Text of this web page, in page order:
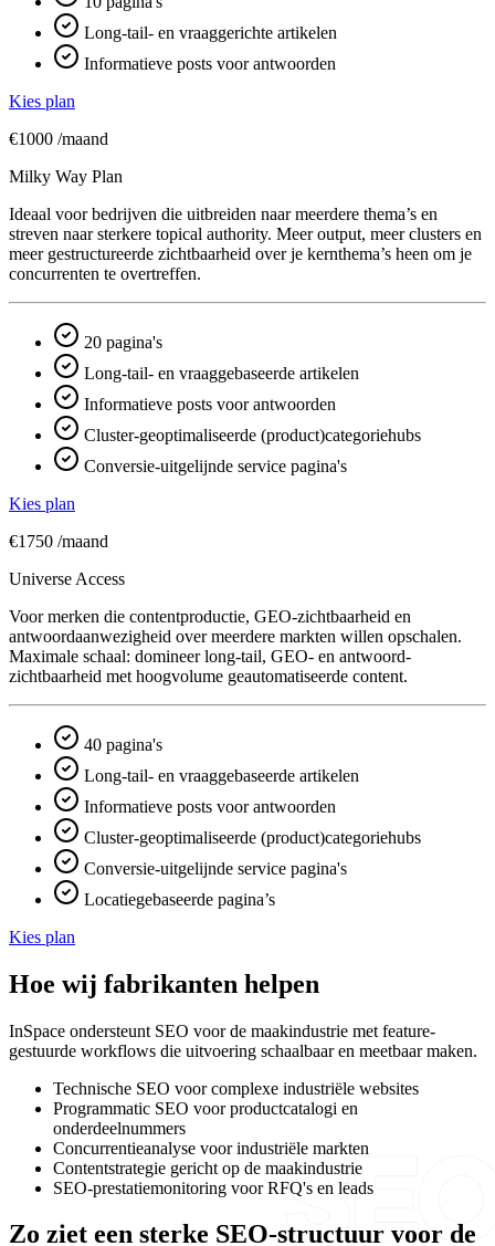
Long-tail- en vraaggerichte artikelen
Informatieve posts voor antwoorden
Kies plan
€1000 /maand
Milky Way Plan
Ideaal voor bedrijven die uitbreiden naar meerdere thema’s en
streven naar sterkere topical authority. Meer output, meer clusters en
meer gestructureerde zichtbaarheid over je kern­thema’s heen om je
concurrenten te overtreffen.
20 pagina's
Long-tail- en vraaggebaseerde artikelen
Informatieve posts voor antwoorden
Cluster-geoptimaliseerde (product)categoriehubs
Conversie-uitgelijnde service pagina's
Kies plan
€1750 /maand
Universe Access
Voor merken die contentproductie, GEO-zichtbaarheid en
antwoord­aanwezigheid over meerdere markten willen opschalen.
Maximale schaal: domineer long-tail, GEO- en antwoord­
zichtbaarheid met hoogvolume geautomatiseerde content.
40 pagina's
Long-tail- en vraaggebaseerde artikelen
Informatieve posts voor antwoorden
Cluster-geoptimaliseerde (product)categoriehubs
Conversie-uitgelijnde service pagina's
Locatiegebaseerde pagina’s
Kies plan
Hoe wij fabrikanten helpen
InSpace ondersteunt SEO voor de maakindustrie met feature-
gestuurde workflows die uitvoering schaalbaar en meetbaar maken.
Technische SEO voor complexe industriële websites
Programmatic SEO voor productcatalogi en
onderdeelnummers
Concurrentieanalyse voor industriële markten
Contentstrategie gericht op de maakindustrie
SEO-prestatiemonitoring voor RFQ's en leads
Zo ziet een sterke SEO-structuur voor de